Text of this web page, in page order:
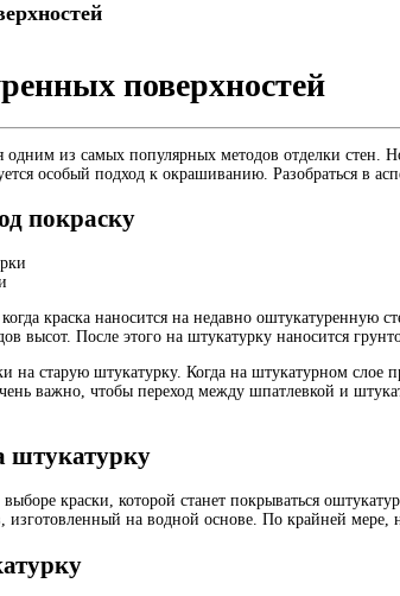
поверхностей
одним из самых популярных методов отделки стен.
особый подход к окрашиванию. Разобраться в
покраску
краска наносится на недавно оштукатуренную
высот. После этого на штукатурку наносится
на старую штукатурку. Когда на штукатурном
важно, чтобы переход между шпатлевкой и
штукатурку
краски, которой станет покрываться
изготовленный на водной основе. По крайней мере,